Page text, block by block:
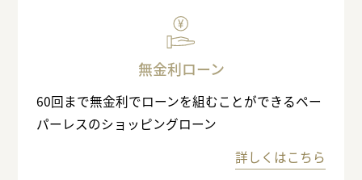
無金利ローン
60回まで無金利でローンを組むことができるペー
パーレスのショッピングローン
詳しくはこちら